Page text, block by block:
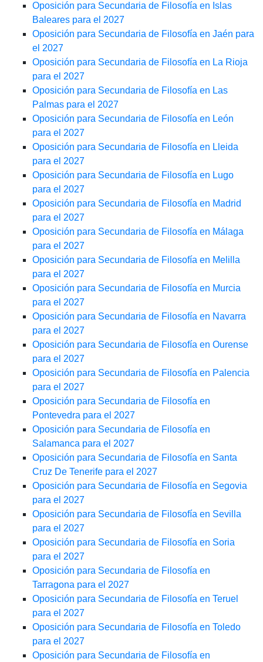
Oposición para Secundaria de Filosofía en Islas
Baleares para el 2027
Oposición para Secundaria de Filosofía en Jaén para
el 2027
Oposición para Secundaria de Filosofía en La Rioja
para el 2027
Oposición para Secundaria de Filosofía en Las
Palmas para el 2027
Oposición para Secundaria de Filosofía en León
para el 2027
Oposición para Secundaria de Filosofía en Lleida
para el 2027
Oposición para Secundaria de Filosofía en Lugo
para el 2027
Oposición para Secundaria de Filosofía en Madrid
para el 2027
Oposición para Secundaria de Filosofía en Málaga
para el 2027
Oposición para Secundaria de Filosofía en Melilla
para el 2027
Oposición para Secundaria de Filosofía en Murcia
para el 2027
Oposición para Secundaria de Filosofía en Navarra
para el 2027
Oposición para Secundaria de Filosofía en Ourense
para el 2027
Oposición para Secundaria de Filosofía en Palencia
para el 2027
Oposición para Secundaria de Filosofía en
Pontevedra para el 2027
Oposición para Secundaria de Filosofía en
Salamanca para el 2027
Oposición para Secundaria de Filosofía en Santa
Cruz De Tenerife para el 2027
Oposición para Secundaria de Filosofía en Segovia
para el 2027
Oposición para Secundaria de Filosofía en Sevilla
para el 2027
Oposición para Secundaria de Filosofía en Soria
para el 2027
Oposición para Secundaria de Filosofía en
Tarragona para el 2027
Oposición para Secundaria de Filosofía en Teruel
para el 2027
Oposición para Secundaria de Filosofía en Toledo
para el 2027
Oposición para Secundaria de Filosofía en